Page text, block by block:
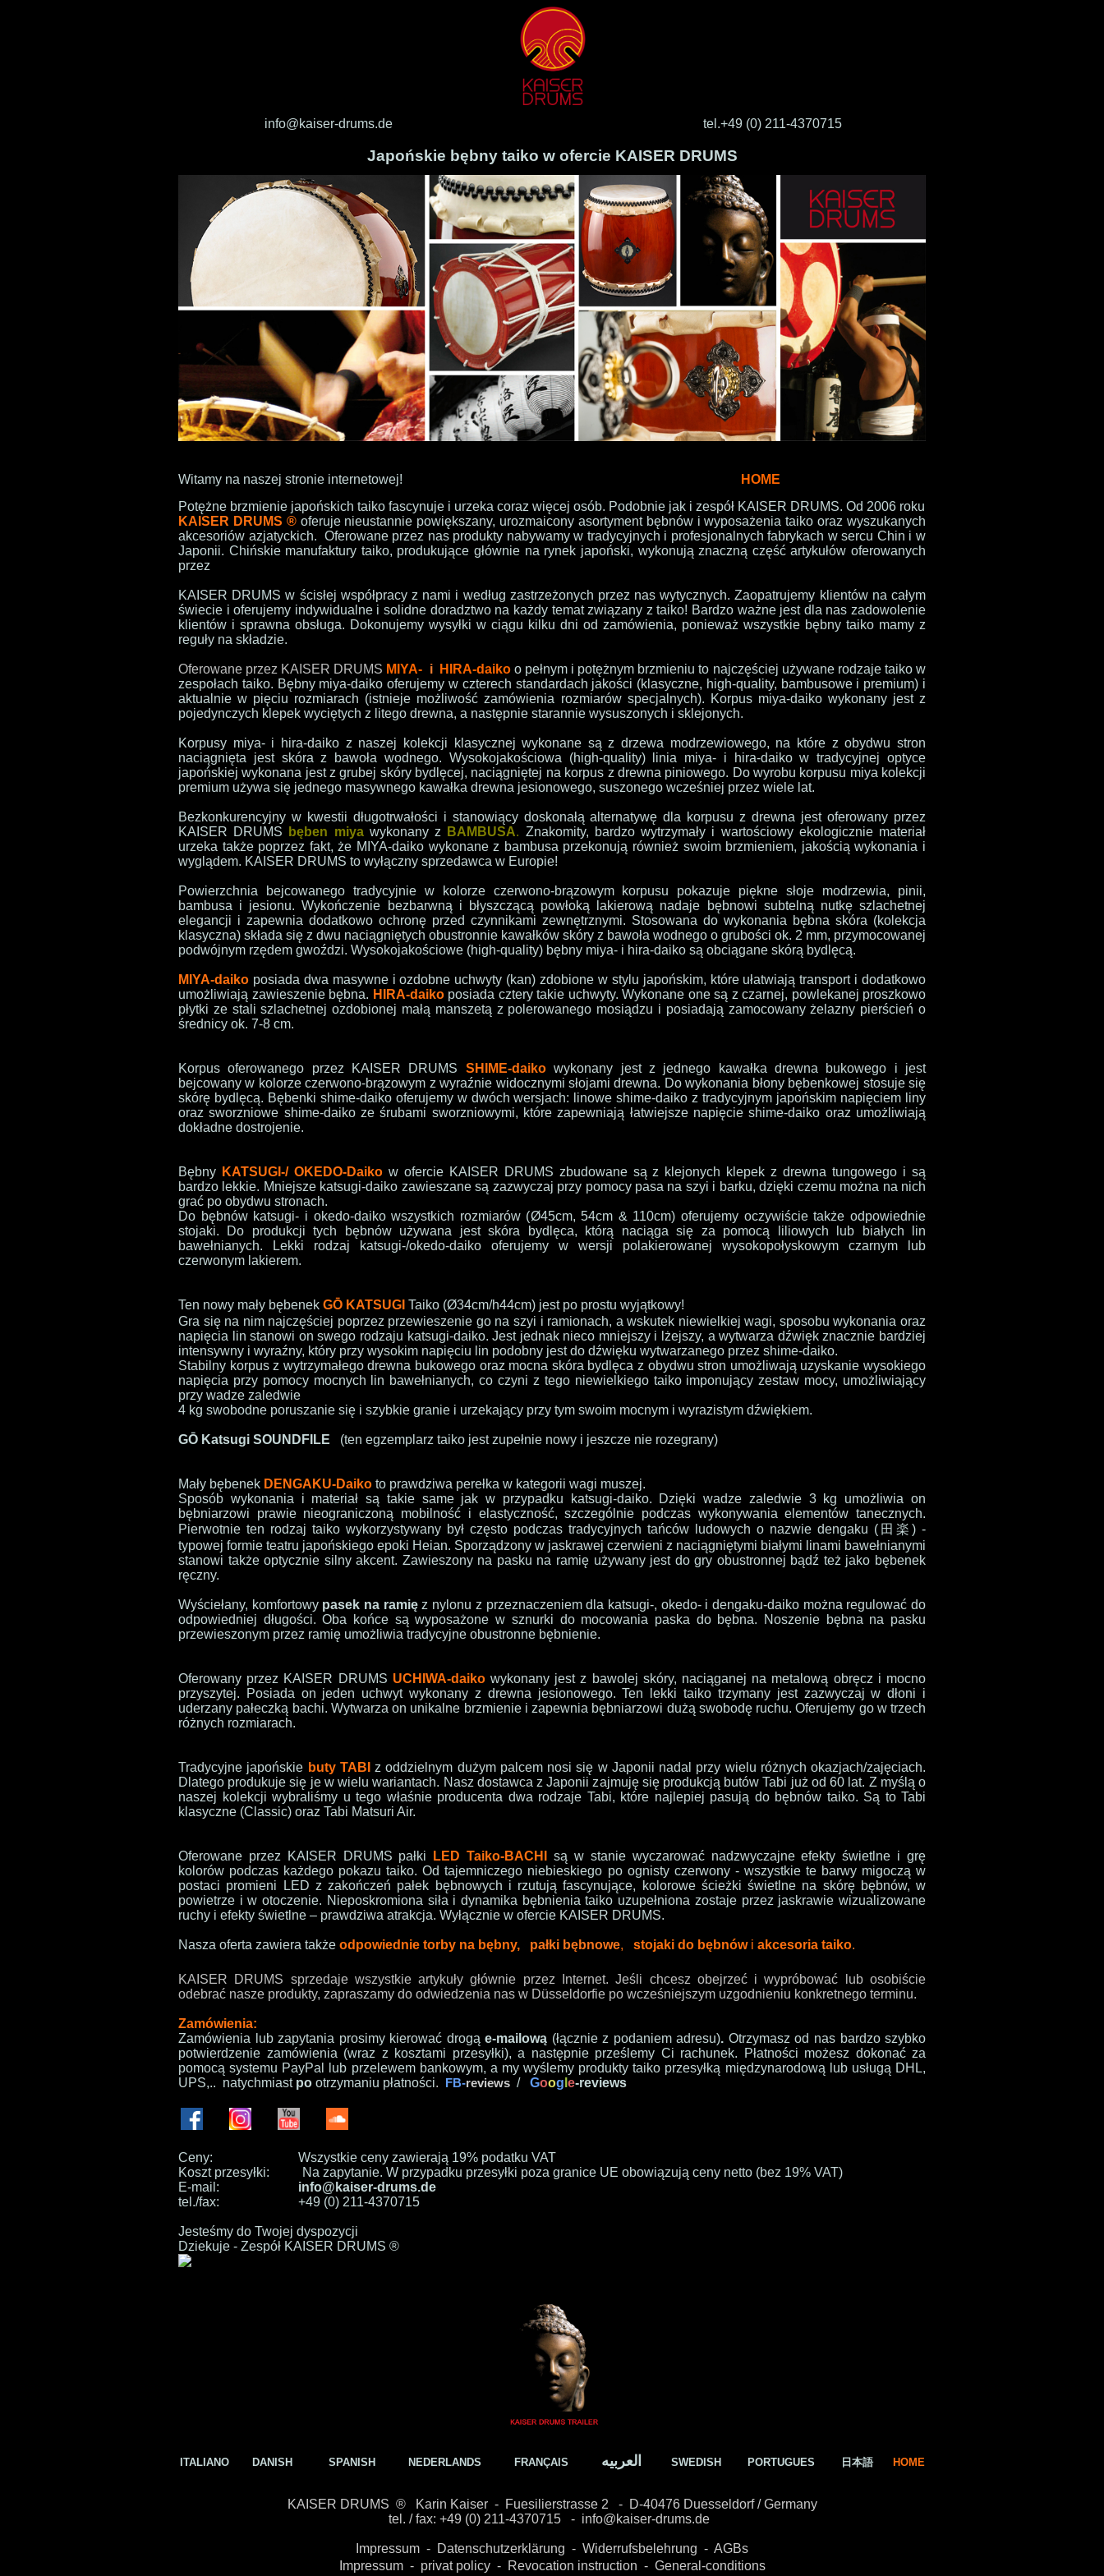
info@kaiser-drums.de tel.+49 (0) 211-4370715
Japońskie bębny taiko w ofercie KAISER DRUMS
Witamy na naszej stronie internetowej!
HOME
Potężne brzmienie japońskich taiko fascynuje i urzeka coraz więcej osób. Podobnie jak i zespół KAISER DRUMS. Od 2006 roku
KAISER DRUMS ® oferuje nieustannie powiększany, urozmaicony asortyment bębnów i wyposażenia taiko oraz wyszukanych
akcesoriów azjatyckich. Oferowane przez nas produkty nabywamy w tradycyjnych i profesjonalnych fabrykach w sercu Chin i w
Japonii. Chińskie manufaktury taiko, produkujące głównie na rynek japoński, wykonują znaczną część artykułów oferowanych
przez
KAISER DRUMS w ścisłej współpracy z nami i według zastrzeżonych przez nas wytycznych. Zaopatrujemy klientów na całym
świecie i oferujemy indywidualne i solidne doradztwo na każdy temat związany z taiko! Bardzo ważne jest dla nas zadowolenie
klientów i sprawna obsługa. Dokonujemy wysyłki w ciągu kilku dni od zamówienia, ponieważ wszystkie bębny taiko mamy z
reguły na składzie.
Oferowane przez KAISER DRUMS MIYA- i HIRA-daiko o pełnym i potężnym brzmieniu to najczęściej używane rodzaje taiko w
zespołach taiko. Bębny miya-daiko oferujemy w czterech standardach jakości (klasyczne, high-quality, bambusowe i premium) i
aktualnie w pięciu rozmiarach (istnieje możliwość zamówienia rozmiarów specjalnych). Korpus miya-daiko wykonany jest z
pojedynczych klepek wyciętych z litego drewna, a następnie starannie wysuszonych i sklejonych.
Korpusy miya- i hira-daiko z naszej kolekcji klasycznej wykonane są z drzewa modrzewiowego, na które z obydwu stron
naciągnięta jest skóra z bawoła wodnego. Wysokojakościowa (high-quality) linia miya- i hira-daiko w tradycyjnej optyce
japońskiej wykonana jest z grubej skóry bydlęcej, naciągniętej na korpus z drewna piniowego. Do wyrobu korpusu miya kolekcji
premium używa się jednego masywnego kawałka drewna jesionowego, suszonego wcześniej przez wiele lat.
Bezkonkurencyjny w kwestii długotrwałości i stanowiący doskonałą alternatywę dla korpusu z drewna jest oferowany przez
KAISER DRUMS
bęben miya wykonany z BAMBUSA. Znakomity, bardzo wytrzymały i wartościowy ekologicznie materiał
urzeka także poprzez fakt, że MIYA-daiko wykonane z bambusa przekonują również swoim brzmieniem, jakością wykonania i
wyglądem. KAISER DRUMS to wyłączny sprzedawca w Europie!
Powierzchnia bejcowanego tradycyjnie w kolorze czerwono-brązowym korpusu pokazuje piękne słoje modrzewia, pinii,
bambusa i jesionu. Wykończenie bezbarwną i błyszczącą powłoką lakierową nadaje bębnowi subtelną nutkę szlachetnej
elegancji i zapewnia dodatkowo ochronę przed czynnikami zewnętrznymi. Stosowana do wykonania bębna skóra (kolekcja
klasyczna) składa się z dwu naciągniętych obustronnie kawałków skóry z bawoła wodnego o grubości ok. 2 mm, przymocowanej
podwójnym rzędem gwoździ. Wysokojakościowe (high-quality) bębny miya- i hira-daiko są obciągane skórą bydlęcą.
MIYA-daiko posiada dwa masywne i ozdobne uchwyty (kan) zdobione w stylu japońskim, które ułatwiają transport i dodatkowo
umożliwiają zawieszenie bębna. HIRA-daiko posiada cztery takie uchwyty. Wykonane one są z czarnej, powlekanej proszkowo
płytki ze stali szlachetnej ozdobionej małą manszetą z polerowanego mosiądzu i posiadają zamocowany żelazny pierścień o
średnicy ok. 7-8 cm.
Korpus oferowanego przez KAISER DRUMS SHIME-daiko wykonany jest z jednego kawałka drewna bukowego i jest
bejcowany w kolorze czerwono-brązowym z wyraźnie widocznymi słojami drewna. Do wykonania błony bębenkowej stosuje się
skórę bydlęcą. Bębenki shime-daiko oferujemy w dwóch wersjach: linowe shime-daiko z tradycyjnym japońskim napięciem liny
oraz sworzniowe shime-daiko ze śrubami sworzniowymi, które zapewniają łatwiejsze napięcie shime-daiko oraz umożliwiają
dokładne dostrojenie.
Bębny KATSUGI-/ OKEDO-Daiko w ofercie KAISER DRUMS zbudowanesą z klejonych klepek z drewna tungowego i są
bardzo lekkie. Mniejsze katsugi-daiko zawieszane są zazwyczaj przy pomocy pasa na szyi i barku, dzięki czemu można na nich
grać po obydwu stronach.
Do bębnów katsugi- i okedo-daiko wszystkich rozmiarów (Ø45cm, 54cm & 110cm) oferujemy oczywiście także odpowiednie
stojaki. Do produkcji tych bębnów używana jest skóra bydlęca, którą naciąga się za pomocą liliowych lub białych lin
bawełnianych. Lekki rodzaj katsugi-/okedo-daiko oferujemy w wersji polakierowanej wysokopołyskowym czarnym lub
czerwonym lakierem.
Ten nowy mały bębenek GŌ KATSUGI Taiko (Ø34cm/h44cm) jest po prostu wyjątkowy!
Gra się na nim najczęściej poprzez przewieszenie go na szyi i ramionach, a wskutek niewielkiej wagi, sposobu wykonania oraz
napięcia lin stanowi on swego rodzaju katsugi-daiko. Jest jednak nieco mniejszy i lżejszy, a wytwarza dźwięk znacznie bardziej
intensywny i wyraźny, który przy wysokim napięciu lin podobny jest do dźwięku wytwarzanego przez shime-daiko.
Stabilny korpus z wytrzymałego drewna bukowego oraz mocna skóra bydlęca z obydwu stron umożliwają uzyskanie wysokiego
napięcia przy pomocy mocnych lin bawełnianych, co czyni z tego niewielkiego taiko imponujący zestaw mocy, umożliwiający
przy wadze zaledwie
4 kg swobodne poruszanie się i szybkie granie i urzekający przy tym swoim mocnym i wyrazistym dźwiękiem.
GŌ Katsugi SOUNDFILE (ten egzemplarz taiko jest zupełnie nowy i jeszcze nie rozegrany)
Mały bębenek DENGAKU-Daiko to prawdziwa perełka w kategorii wagi muszej.
Sposób wykonania i materiał są takie same jak w przypadku katsugi-daiko. Dzięki wadze zaledwie 3 kg umożliwia on
bębniarzowi prawie nieograniczoną mobilność i elastyczność, szczególnie podczas wykonywania elementów tanecznych.
Pierwotnie ten rodzaj taiko wykorzystywany był często podczas tradycyjnych tańców ludowych o nazwie dengaku ( 田楽 ) -
typowej formie teatru japońskiego epoki Heian. Sporządzony w jaskrawej czerwieni z naciągniętymi białymi linami bawełnianymi
stanowi także optycznie silny akcent. Zawieszony na pasku na ramię używany jest do gry obustronnej bądź też jako bębenek
ręczny.
Wyściełany, komfortowy pasek na ramięz nylonu z przeznaczeniem dla katsugi-, okedo- i dengaku-daikomożna regulować do
odpowiedniej długości. Oba końce są wyposażone w sznurki do mocowania paska do bębna. Noszenie bębna na pasku
przewieszonym przez ramię umożliwia tradycyjne obustronne bębnienie.
Oferowany przez KAISER DRUMS UCHIWA-daiko wykonany jest z bawolej skóry, naciąganej na metalową obręcz i mocno
przyszytej. Posiada on jeden uchwyt wykonany z drewna jesionowego. Ten lekki taiko trzymany jest zazwyczaj w dłoni i
uderzany pałeczką bachi. Wytwarza on unikalne brzmienie i zapewnia bębniarzowi dużą swobodę ruchu. Oferujemy go w trzech
różnych rozmiarach.
Tradycyjne japońskie buty TABI z oddzielnym dużym palcem nosi się w Japonii nadal przy wielu różnych okazjach/zajęciach.
Dlatego produkuje się je w wielu wariantach. Nasz dostawca z Japonii zajmuję się produkcją butów Tabi już od 60 lat. Z myślą o
naszej kolekcji wybraliśmy u tego właśnie producenta dwa rodzaje Tabi, które najlepiej pasują do bębnów taiko. Są to Tabi
klasyczne (Classic) oraz Tabi Matsuri Air.
Oferowane przez KAISER DRUMS pałki LED Taiko-BACHI
są w stanie wyczarować nadzwyczajne efekty świetlne i grę
kolorów podczas każdego pokazu taiko. Od tajemniczego niebieskiego po ognisty czerwony - wszystkie te barwy migoczą w
postaci promieni LED z zakończeń pałek bębnowych i rzutują fascynujące, kolorowe ścieżki świetlne na skórę bębnów, w
powietrze i w otoczenie. Nieposkromiona siła i dynamika bębnienia taiko uzupełniona zostaje przez jaskrawie wizualizowane
ruchy i efekty świetlne – prawdziwa atrakcja. Wyłącznie w ofercie KAISER DRUMS.
Nasza oferta zawiera także odpowiednie torby na bębny, pałki bębnowe, stojaki do bębnówi akcesoria taiko.
KAISER DRUMS sprzedaje wszystkie artykuły głównie przez Internet. Jeśli chcesz obejrzeć i wypróbować lub osobiście
odebrać nasze produkty, zapraszamy do odwiedzenia nas w Düsseldorfie po wcześniejszym uzgodnieniu konkretnego terminu.
Zamówienia:
Zamówienia lub zapytania prosimy kierować drogąe-mailową (łącznie z podaniem adresu). Otrzymasz od nas bardzo szybko
potwierdzenie zamówienia (wraz z kosztami przesyłki), a następnie prześlemy Ci rachunek. Płatności możesz dokonać za
pomocą systemu PayPal lub przelewem bankowym, a my wyślemy produkty taiko przesyłką międzynarodową lub usługą DHL,
UPS,.. natychmiast po otrzymaniu płatności. FB-reviews / Goog e-reviews
Ceny:
Wszystkie ceny zawierają 19% podatku VAT
Koszt przesyłki:
Na zapytanie. W przypadku przesyłki poza granice UE obowiązują ceny netto (bez 19% VAT)
E-mail:
info@kaiser-drums.de
tel./fax:
+49 (0) 211-4370715
Jesteśmy do Twojej dyspozycji
Dziekuje - Zespół KAISER DRUMS ®
ITALIANO DANISH SPANISH NEDERLANDS FRANÇAIS العربیه SWEDISH PORTUGUES 日本語 HOME
KAISER DRUMS ®Karin Kaiser - Fuesilierstrasse 2 - D-40476 Duesseldorf / Germany
tel. / fax: +49 (0) 211-4370715 - info@kaiser-drums.de
Impressum - Datenschutzerklärung - Widerrufsbelehrung - AGBs
mpressum - privat policy- Revocation instruction - General-conditions